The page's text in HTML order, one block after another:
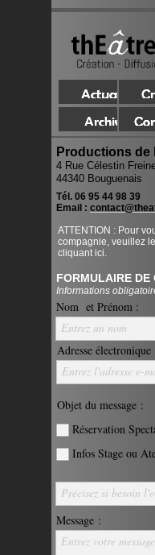
Productions de
4 Rue Célestin
44340 Bouguenais
Tél. 06 95 44 98 39
Email :
ATTENTION : Pour
compagnie, veuillez
cliquant ici.
FORMULAIRE DE
Informations
Nom et Prénom :
Entrez un nom
Adresse électronique
Entrez l'adresse e-
Message :
Entrez votre
Précisez si besoin
Objet du message :
Réservation
Infos Stage ou